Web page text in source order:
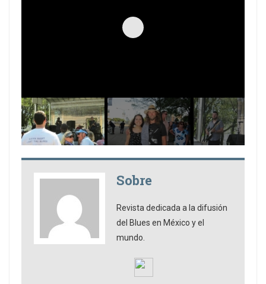
Sobre
Revista dedicada a la difusión
del Blues en México y el
mundo.